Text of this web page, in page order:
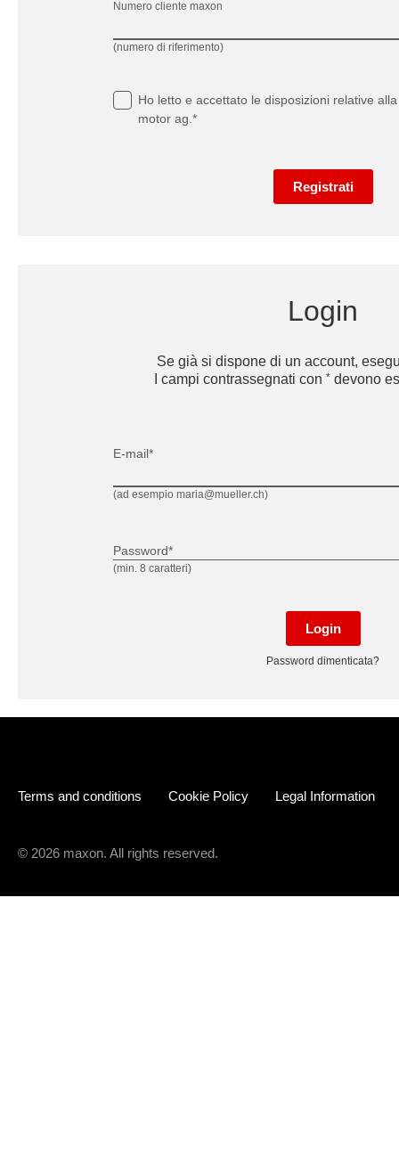
(numero di riferimento)
Numero cliente maxon
Ho letto e accettato le disposizioni relative
motor ag.*
Registrati
Login
Se già si dispone di un account,
I campi contrassegnati con * devono
(ad esempio maria@mueller.ch)
E-mail*
(min. 8 caratteri)
Password*
Login
Password dimenticata?
Terms and conditions Cookie Policy Legal Information
© 2026 maxon. All rights reserved.